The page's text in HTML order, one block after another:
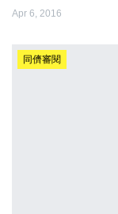
Apr 6, 2016
同儕審閱